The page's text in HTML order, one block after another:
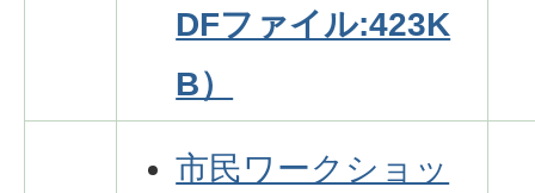
DFファイル:423K
B）
市民ワークショッ